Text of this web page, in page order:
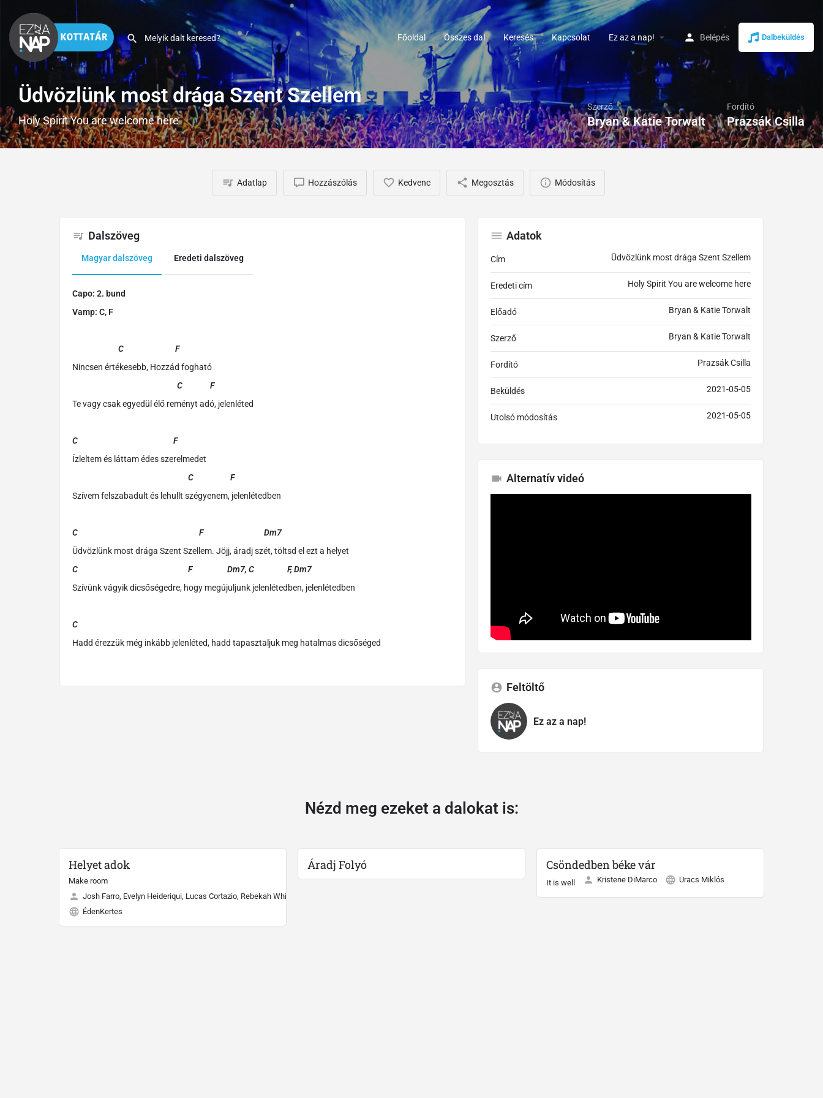
Főoldal Összes dal Keresés Kapcsolat Ez az a nap! arrow_drop_down Belépés Dalbeküldés
Üdvözlünk most drága Szent Szellem
Holy Spirit You are welcome here
Szerző
Bryan & Katie Torwalt
Fordító
Prazsák Csilla
Adatlap Hozzászólás Kedvenc Megosztás Módosítás
Dalszöveg
Magyar dalszöveg Eredeti dalszöveg
Capo: 2. bund
Vamp: C, F
C F
Nincsen értékesebb, Hozzád fogható
C F
Te vagy csak egyedül élő reményt adó, jelenléted
C F
Ízleltem és láttam édes szerelmedet
C F
Szívem felszabadult és lehullt szégyenem, jelenlétedben
C F Dm7
Üdvözlünk most drága Szent Szellem. Jöjj, áradj szét, töltsd el ezt a helyet
C F Dm7, C F, Dm7
Szívünk vágyik dicsőségedre, hogy megújuljunk jelenlétedben, jelenlétedben
C
Hadd érezzük még inkább jelenléted, hadd tapasztaljuk meg hatalmas dicsőséged
Adatok
Cím Üdvözlünk most drága Szent Szellem
Eredeti cím Holy Spirit You are welcome here
Előadó Bryan & Katie Torwalt
Szerző Bryan & Katie Torwalt
Fordító Prazsák Csilla
Beküldés 2021-05-05
Utolsó módosítás 2021-05-05
Alternatív videó
Feltöltő
Ez az a nap!
Nézd meg ezeket a dalokat is:
Helyet adok
Make room
Josh Farro, Evelyn Heideriqui, Lucas Cortazio, Rebekah White
ÉdenKertes
Áradj Folyó Csöndedben béke vár
It is well Kristene DiMarco Uracs Miklós